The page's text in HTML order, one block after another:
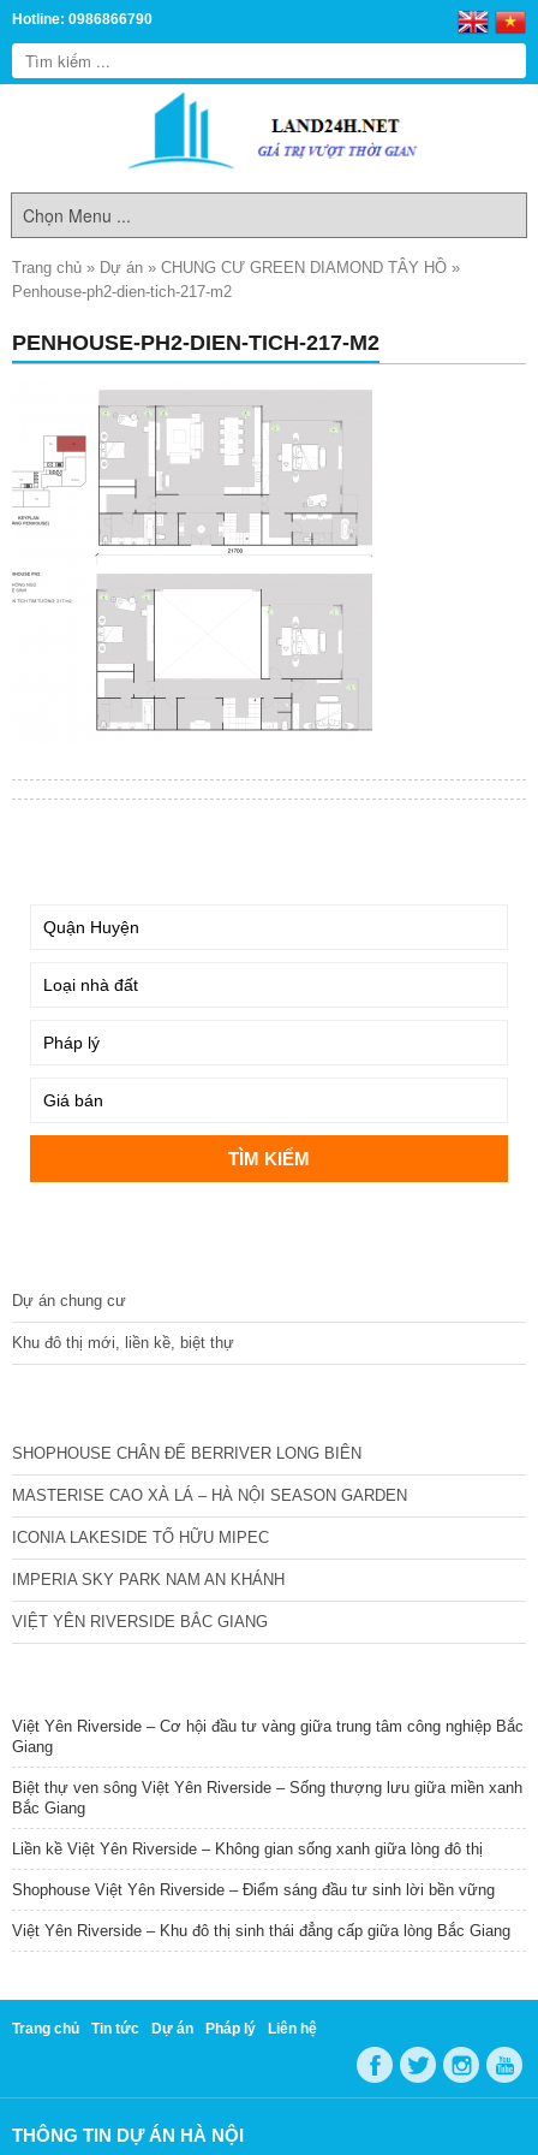
Hotline: 0986866790
Trang chủ » Dự án » CHUNG CƯ GREEN DIAMOND TÂY HỒ »
Penhouse-ph2-dien-tich-217-m2
PENHOUSE-PH2-DIEN-TICH-217-M2
Dự án chung cư
Khu đô thị mới, liền kề, biệt thự
SHOPHOUSE CHÂN ĐẾ BERRIVER LONG BIÊN
MASTERISE CAO XÀ LÁ – HÀ NỘI SEASON GARDEN
ICONIA LAKESIDE TỐ HỮU MIPEC
IMPERIA SKY PARK NAM AN KHÁNH
VIỆT YÊN RIVERSIDE BẮC GIANG
Việt Yên Riverside – Cơ hội đầu tư vàng giữa trung tâm công nghiệp Bắc
Giang
Biệt thự ven sông Việt Yên Riverside – Sống thượng lưu giữa miền xanh
Bắc Giang
Liền kề Việt Yên Riverside – Không gian sống xanh giữa lòng đô thị
Shophouse Việt Yên Riverside – Điểm sáng đầu tư sinh lời bền vững
Việt Yên Riverside – Khu đô thị sinh thái đẳng cấp giữa lòng Bắc Giang
Trang chủ Tin tức Dự án Pháp lý Liên hệ
THÔNG TIN DỰ ÁN HÀ NỘI